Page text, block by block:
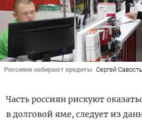
Россияне набирают кредиты Сергей
Часть россиян рискуют
в долговой яме, следует из